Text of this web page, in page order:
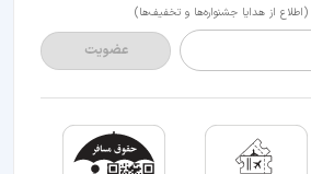
(اطلاع از هدایا جشنواره‌ها و تخفیف‌ها)
عضویت